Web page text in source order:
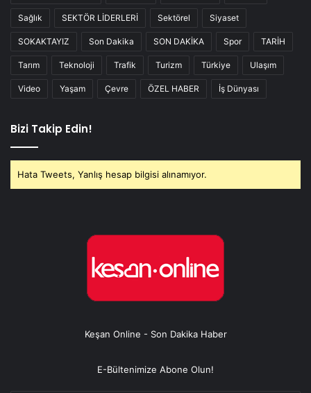
Sağlık SEKTÖR LİDERLERİ Sektörel Siyaset
SOKAKTAYIZ Son Dakika SON DAKİKA Spor TARİH
Tarım Teknoloji Trafik Turizm Türkiye Ulaşım
Video Yaşam Çevre ÖZEL HABER İş Dünyası
Bizi Takip Edin!
Hata Tweets, Yanlış hesap bilgisi alınamıyor.
Keşan Online - Son Dakika Haber
E-Bültenimize Abone Olun!